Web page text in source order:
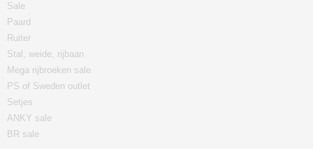
Sale
Paard
Ruiter
Stal, weide, rijbaan
Mega rijbroeken sale
PS of Sweden outlet
Setjes
ANKY sale
BR sale